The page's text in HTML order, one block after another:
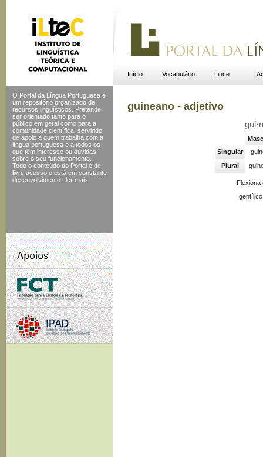
Início Vocabulário Lince
O Portal da Língua Portuguesa é
um repositório organizado de
recursos linguísticos. Pretende
ser orientado tanto para o
público em geral como para a
comunidade científica, servindo
de apoio a quem trabalha com a
língua portuguesa e a todos os
que têm interesse ou dúvidas
sobre o seu funcionamento.
Todo o conteúdo do Portal é de
livre acesso e está em constante
desenvolvimento.
ler mais
guineano - adjetivo
gui·
Singular
Plural